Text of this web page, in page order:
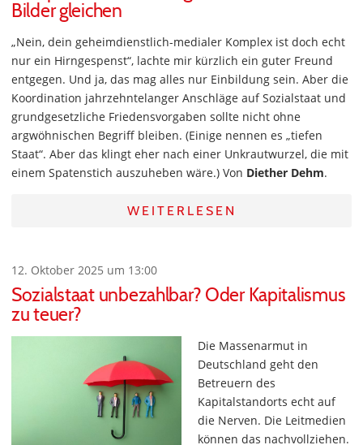
Bilder gleichen
„Nein, dein geheimdienstlich-medialer Komplex ist doch echt
nur ein Hirngespenst“, lachte mir kürzlich ein guter Freund
entgegen. Und ja, das mag alles nur Einbildung sein. Aber die
Koordination jahrzehntelanger Anschläge auf Sozialstaat und
grundgesetzliche Friedensvorgaben sollte nicht ohne
argwöhnischen Begriff bleiben. (Einige nennen es „tiefen
Staat“. Aber das klingt eher nach einer Unkrautwurzel, die mit
einem Spatenstich auszuheben wäre.) Von Diether Dehm.
WEITERLESEN
12. Oktober 2025 um 13:00
Sozialstaat unbezahlbar? Oder Kapitalismus
zu teuer?
Die Massenarmut in
Deutschland geht den
Betreuern des
Kapitalstandorts echt auf
die Nerven. Die Leitmedien
können das nachvollziehen.